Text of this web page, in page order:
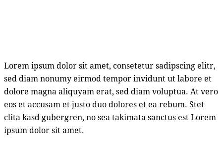
Lorem ipsum dolor sit amet, consetetur sadipscing elitr,
sed diam nonumy eirmod tempor invidunt ut labore et
dolore magna aliquyam erat, sed diam voluptua. At vero
eos et accusam et justo duo dolores et ea rebum. Stet
clita kasd gubergren, no sea takimata sanctus est Lorem
ipsum dolor sit amet.